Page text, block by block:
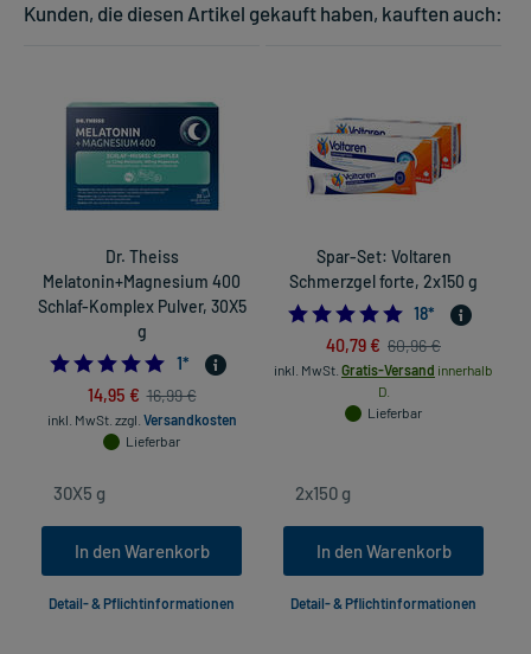
Kunden, die diesen Artikel gekauft haben, kauften auch:
Dr. Theiss
Melatonin+Magnesium 400
Schlaf-Komplex Pulver, 30X5
g
5.0
1*
14,95 € 16,99 €
inkl. MwSt. zzgl. Versandkosten
Lieferbar
In den Warenkorb
Detail- & Pflichtinformationen
Spar-Set: Voltaren
Schmerzgel forte, 2x150 g
5.0
18*
40,79 € 60,96 €
inkl. MwSt. Gratis-Versand innerhalb
D.
Lieferbar
In den Warenkorb
Detail- & Pflichtinformationen